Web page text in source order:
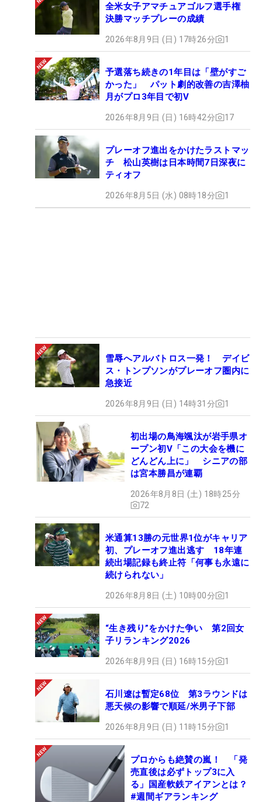
全米女子アマチュアゴルフ選手権
決勝マッチプレーの成績
2026年8月9日 (日) 17時26分 1
予選落ち続きの1年目は「壁がすご
かった」 パット劇的改善の吉澤柚
月がプロ3年目で初V
2026年8月9日 (日) 16時42分 17
プレーオフ進出をかけたラストマッ
チ 松山英樹は日本時間7日深夜に
ティオフ
2026年8月5日 (水) 08時18分 1
雪辱へアルバトロス一発！ デイビ
ス・トンプソンがプレーオフ圏内に
急接近
2026年8月9日 (日) 14時31分 1
初出場の鳥海颯汰が岩手県オ
ープン初V「この大会を機に
どんどん上に」 シニアの部
は宮本勝昌が連覇
2026年8月8日 (土) 18時25分
72
米通算13勝の元世界1位がキャリア
初、プレーオフ進出逃す 18年連
続出場記録も終止符「何事も永遠に
続けられない」
2026年8月8日 (土) 10時00分 1
“生き残り”をかけた争い 第2回女
子リランキング2026
2026年8月9日 (日) 16時15分 1
石川遼は暫定68位 第3ラウンドは
悪天候の影響で順延/米男子下部
2026年8月9日 (日) 11時15分 1
プロからも絶賛の嵐！ 「発
売直後は必ずトップ3に入
る」国産軟鉄アイアンとは？
#週間ギアランキング